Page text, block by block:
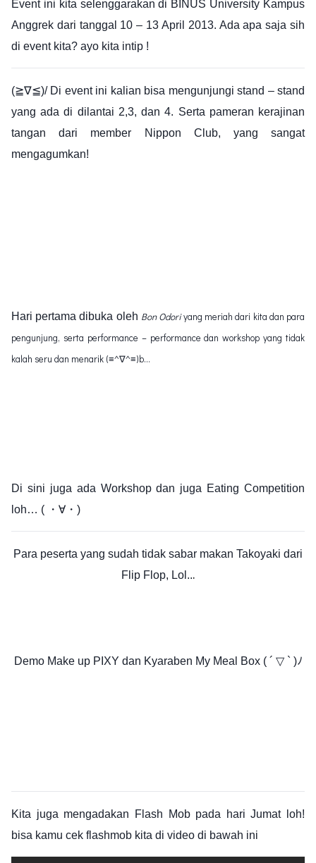
Event ini kita selenggarakan di BINUS University Kampus
Anggrek dari tanggal 10 – 13 April 2013. Ada apa saja sih
di event kita? ayo kita intip !
(≧∇≦)/ Di event ini kalian bisa mengunjungi stand – stand
yang ada di dilantai 2,3, dan 4. Serta pameran kerajinan
tangan dari member Nippon Club, yang sangat
mengagumkan!
Hari pertama dibuka oleh Bon Odoriyang meriah dari kita dan para
pengunjung, serta performance – performance dan workshop yang tidak
kalah seru dan menarik (≡^∇^≡)b…
Di sini juga ada Workshop dan juga Eating Competition
loh… ( ・∀・)
Para peserta yang sudah tidak sabar makan Takoyaki dari
Flip Flop, Lol...
Demo Make up PIXY dan Kyaraben My Meal Box ( ´ ▽ ` )ﾉ
Kita juga mengadakan Flash Mob pada hari Jumat loh!
bisa kamu cek flashmob kita di video di bawah ini